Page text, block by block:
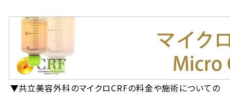
▼共立美容外科のマイクロCRFの料金や施術についての